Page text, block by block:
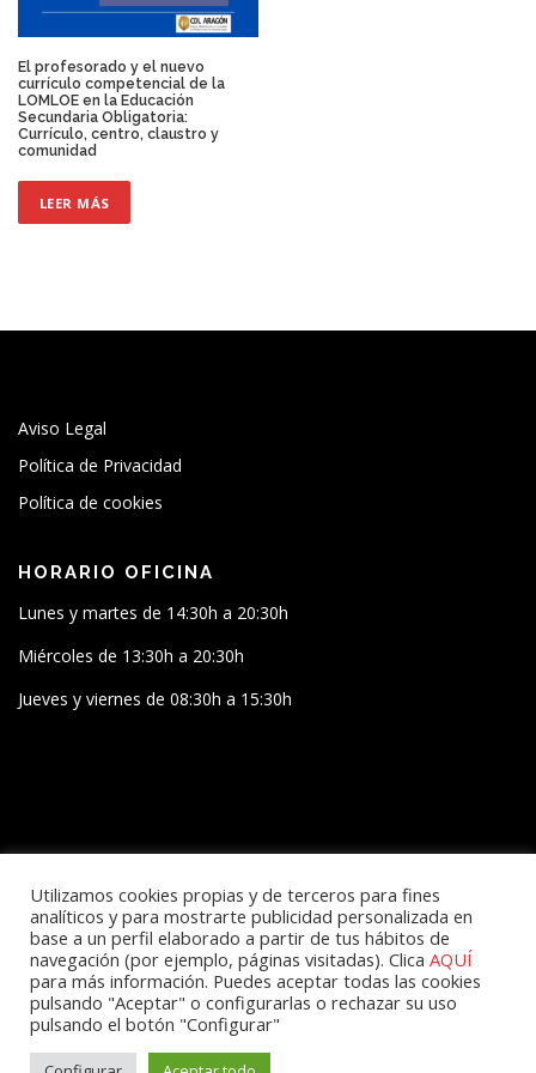
El profesorado y el nuevo
currículo competencial de la
LOMLOE en la Educación
Secundaria Obligatoria:
Currículo, centro, claustro y
comunidad
LEER MÁS
Aviso Legal
Política de Privacidad
Política de cookies
HORARIO OFICINA
Lunes y martes de 14:30h a 20:30h
Miércoles de 13:30h a 20:30h
Jueves y viernes de 08:30h a 15:30h
Utilizamos cookies propias y de terceros para fines
analíticos y para mostrarte publicidad personalizada en
base a un perfil elaborado a partir de tus hábitos de
navegación (por ejemplo, páginas visitadas). Clica AQUÍ
para más información. Puedes aceptar todas las cookies
pulsando "Aceptar" o configurarlas o rechazar su uso
pulsando el botón "Configurar"